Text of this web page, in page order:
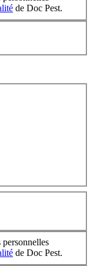
de Doc Pest.
personnelles
de Doc Pest.